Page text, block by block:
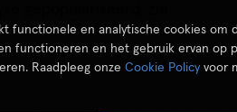
functionele en analytische cookies om
functioneren en het gebruik ervan op
Raadpleeg onze Cookie Policy voor
gepopulariseerd, zie